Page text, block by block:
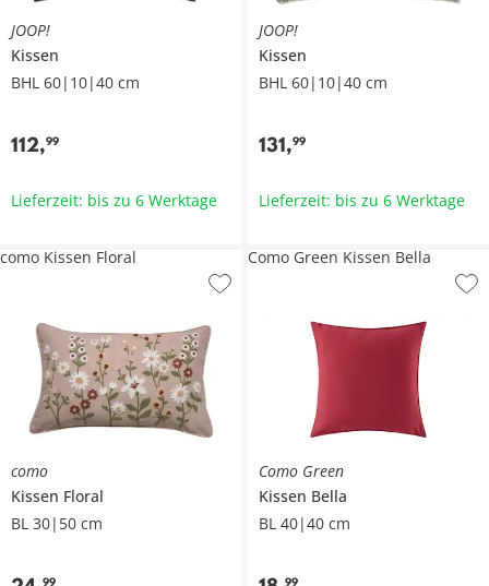
JOOP!
Kissen
BHL 60|10|40 cm
112,99
Lieferzeit: bis zu 6 Werktage
JOOP!
Kissen
BHL 60|10|40 cm
131,99
Lieferzeit: bis zu 6 Werktage
como
Kissen Floral
BL 30|50 cm
99
como Kissen Floral
Como Green
Kissen Bella
BL 40|40 cm
99
Como Green Kissen Bella